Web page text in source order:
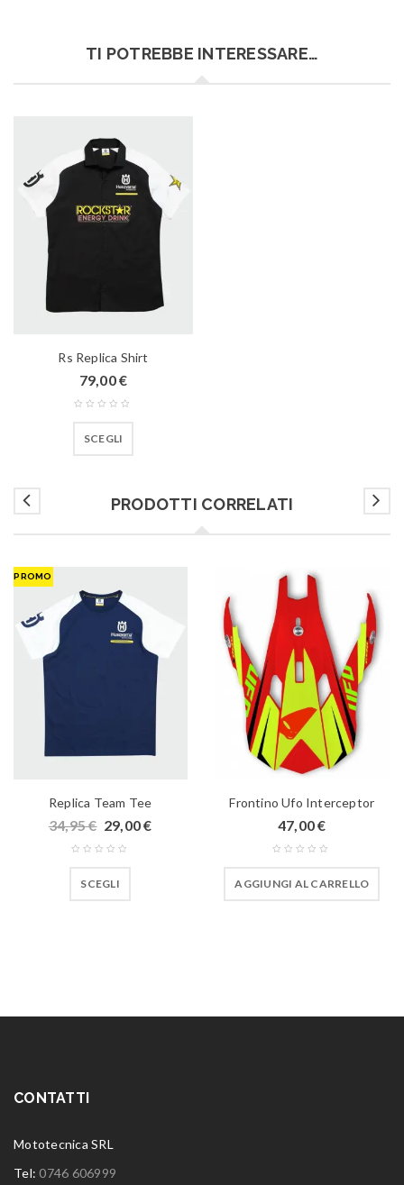
TI POTREBBE INTERESSARE…
Rs Replica Shirt
79,00€
SCEGLI
PRODOTTI CORRELATI
PROMO
Replica Team Tee
34,95€ 29,00€
SCEGLI
Frontino Ufo Interceptor
47,00€
AGGIUNGI AL CARRELLO
CONTATTI
Mototecnica SRL
Tel:0746 606999